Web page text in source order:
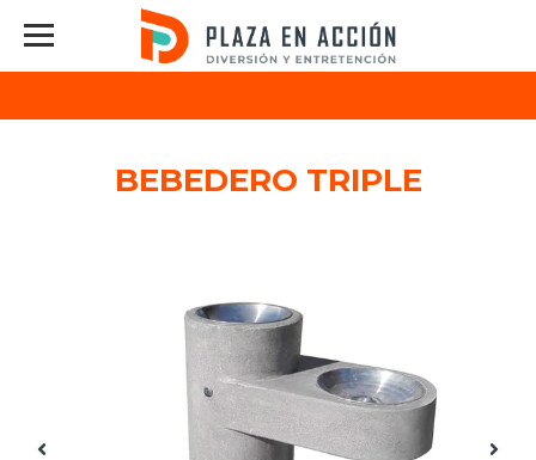
BEBEDERO TRIPLE